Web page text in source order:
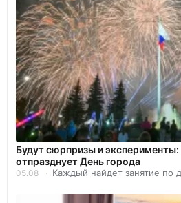
Будут сюрпризы и эксперименты:
отпразднует День города
05.08 Каждый найдет занятие по